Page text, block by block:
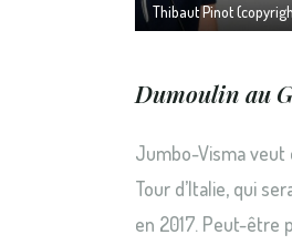
Thibaut Pinot
Dumoulin au
Jumbo-Visma veut
Tour d’Italie, qui
en 2017. Peut-être